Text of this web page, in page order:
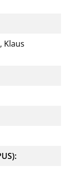
Klaus